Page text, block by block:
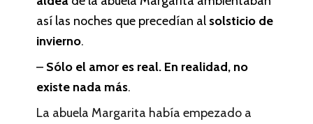
así las noches que precedían al solsticio de
invierno.
– Sólo el amor es real. En realidad, no
existe nada más.
La abuela Margarita había empezado a